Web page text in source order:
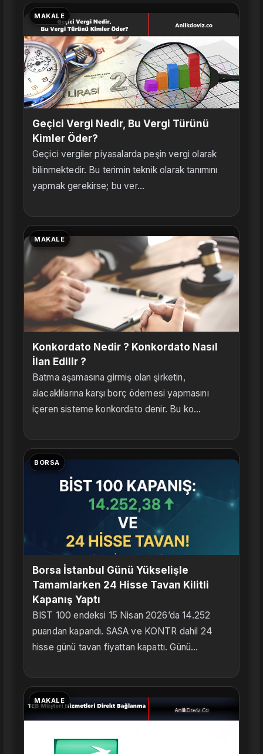
MAKALE
Geçici Vergi Nedir, Bu Vergi Türünü
Kimler Öder?
Geçici vergiler piyasalarda peşin vergi olarak
bilinmektedir. Bu terimin teknik olarak tanımını
yapmak gerekirse; bu ver...
MAKALE
Konkordato Nedir ? Konkordato Nasıl
İlan Edilir ?
Batma aşamasına girmiş olan şirketin,
alacaklılarına karşı borç ödemesi yapmasını
içeren sisteme konkordato denir. Bu ko...
BORSA
Borsa İstanbul Günü Yükselişle
Tamamlarken 24 Hisse Tavan Kilitli
Kapanış Yaptı
BIST 100 endeksi 15 Nisan 2026’da 14.252
puandan kapandı. SASA ve KONTR dahil 24
hisse günü tavan fiyattan kapattı. Günü...
MAKALE